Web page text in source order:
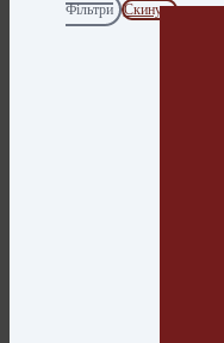
Фільтри
Скинути